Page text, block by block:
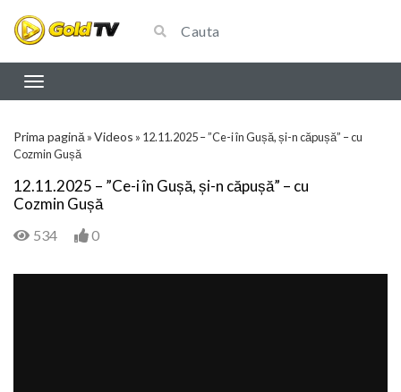
Prima pagină »Videos » 12.11.2025 – ”Ce-i în Gușă, și-n căpușă” – cu
Cozmin Gușă
12.11.2025 – ”Ce-i în Gușă, și-n căpușă” – cu
Cozmin Gușă
534 0